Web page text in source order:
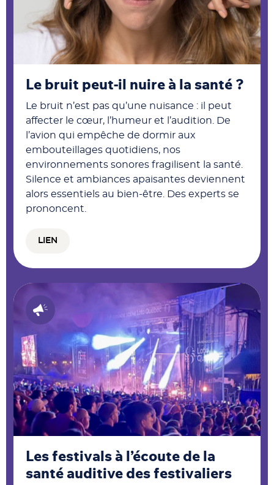
Le bruit peut-il nuire à la santé ?
Le bruit n’est pas qu’une nuisance : il peut
affecter le cœur, l’humeur et l’audition. De
l’avion qui empêche de dormir aux
embouteillages quotidiens, nos
environnements sonores fragilisent la santé.
Silence et ambiances apaisantes deviennent
alors essentiels au bien-être. Des experts se
prononcent.
LIEN
Les festivals à l’écoute de la
santé auditive des festivaliers